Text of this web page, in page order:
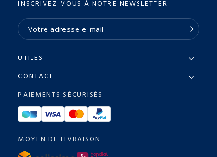
INSCRIVEZ-VOUS À NOTRE NEWSLETTER
UTILES
CONTACT
PAIEMENTS SÉCURISÉS
MOYEN DE LIVRAISON